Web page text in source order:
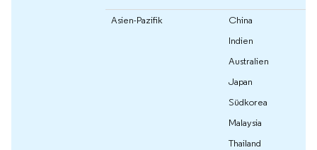
Asien-Pazifik
China
Indien
Australien
Japan
Südkorea
Malaysia
Thailand